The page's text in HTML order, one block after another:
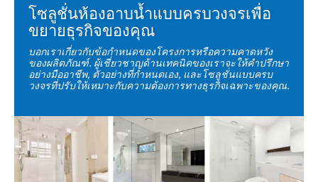
โซลูชั่นห้องอาบน้ำแบบครบวงจรเพื่อ
ขยายธุรกิจของคุณ
บอกเราเกี่ยวกับข้อกำหนดของโครงการหรือความคาดหวัง
ของผลิตภัณฑ์. ผู้เชี่ยวชาญด้านเทคนิคของเราจะให้คำปรึกษา
อย่างมืออาชีพ, ตัวอย่างที่กำหนดเอง, และโซลูชั่นแบบครบ
วงจรที่ปรับให้เหมาะกับความต้องการทางธุรกิจเฉพาะของคุณ.